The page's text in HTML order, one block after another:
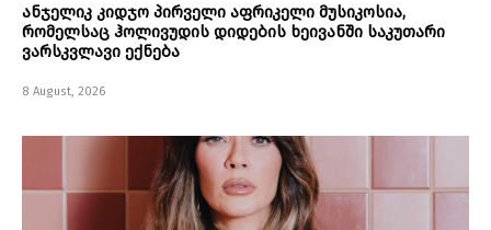
ანჯელიკ კიდჯო პირველი აფრიკელი მუსიკოსია,
რომელსაც ჰოლივუდის დიდების ხეივანში საკუთარი
ვარსკვლავი ექნება
8 August, 2026